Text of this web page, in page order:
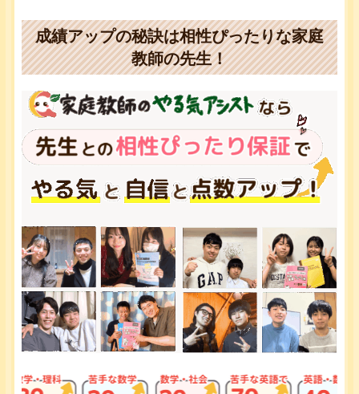
成績アップの秘訣は相性ぴったりな家庭
教師の先生！